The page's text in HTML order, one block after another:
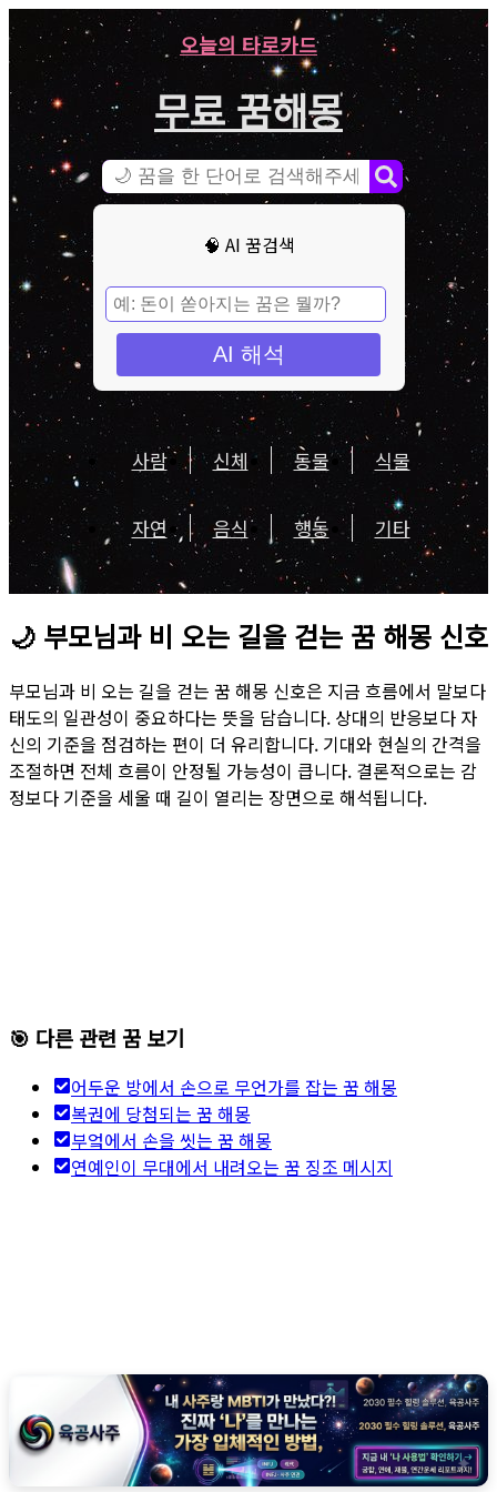
오늘의 타로카드
무료 꿈해몽
🧠 AI 꿈검색
AI 해석
사람 신체 동물 식물
자연 음식 행동 기타
🌙 부모님과 비 오는 길을 걷는 꿈 해몽 신호
부모님과 비 오는 길을 걷는 꿈 해몽 신호은 지금 흐름에서 말보다
태도의 일관성이 중요하다는 뜻을 담습니다. 상대의 반응보다 자
신의 기준을 점검하는 편이 더 유리합니다. 기대와 현실의 간격을
조절하면 전체 흐름이 안정될 가능성이 큽니다. 결론적으로는 감
정보다 기준을 세울 때 길이 열리는 장면으로 해석됩니다.
🎯 다른 관련 꿈 보기
어두운 방에서 손으로 무언가를 잡는 꿈 해몽
복권에 당첨되는 꿈 해몽
부엌에서 손을 씻는 꿈 해몽
연예인이 무대에서 내려오는 꿈 징조 메시지